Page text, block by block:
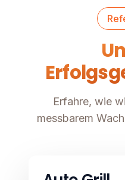
Erfahre, wie
messbarem